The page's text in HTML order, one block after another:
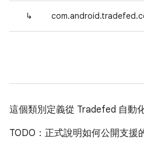
↳
這個類別定義從 Tradefed 自動
TODO：正式說明如何公開支援